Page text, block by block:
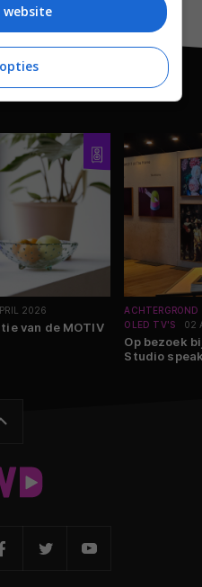
2026
van de MOTIV
ACHTERGROND
OLED TV'S
02
Op bezoek
Studio
website